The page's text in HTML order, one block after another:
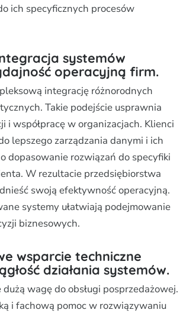
ich specyficznych procesów
systemów
operacyjną firm.
integrację różnorodnych
Takie podejście usprawnia
i współpracę w organizacjach. Klienci
lepszego zarządzania danymi i ich
dopasowanie rozwiązań do specyfiki
W rezultacie przedsiębiorstwa
swoją efektywność operacyjną.
systemy ułatwiają podejmowanie
biznesowych.
wsparcie techniczne
działania systemów.
wagę do obsługi posprzedażowej.
i fachową pomoc w rozwiązywaniu